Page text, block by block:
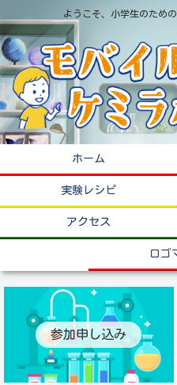
ようこそ、小学生のため
ホーム
実験レシピ
アクセス
ロゴ
参加申し込み